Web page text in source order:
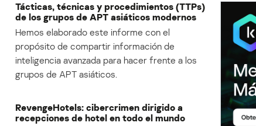
Tácticas, técnicas y procedimientos (TTPs)
de los grupos de APT asiáticos modernos
Hemos elaborado este informe con el
propósito de compartir información de
inteligencia avanzada para hacer frente a los
grupos de APT asiáticos.
RevengeHotels: cibercrimen dirigido a
recepciones de hotel en todo el mundo